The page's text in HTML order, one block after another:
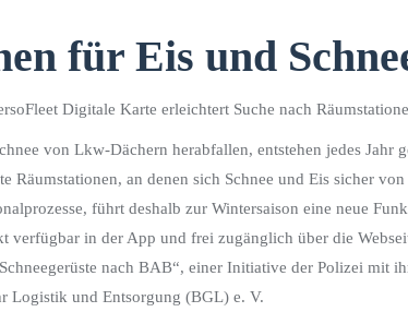
für Eis und
Digitale Karte erleichtert Suche nach
von Lkw-Dächern herabfallen, entstehen jedes Jahr
Räumstationen, an denen sich Schnee und Eis sicher
führt deshalb zur Wintersaison eine neue
verfügbar in der App und frei zugänglich über die
nach BAB“, einer Initiative der Polizei mit
Logistik und Entsorgung (BGL) e. V.